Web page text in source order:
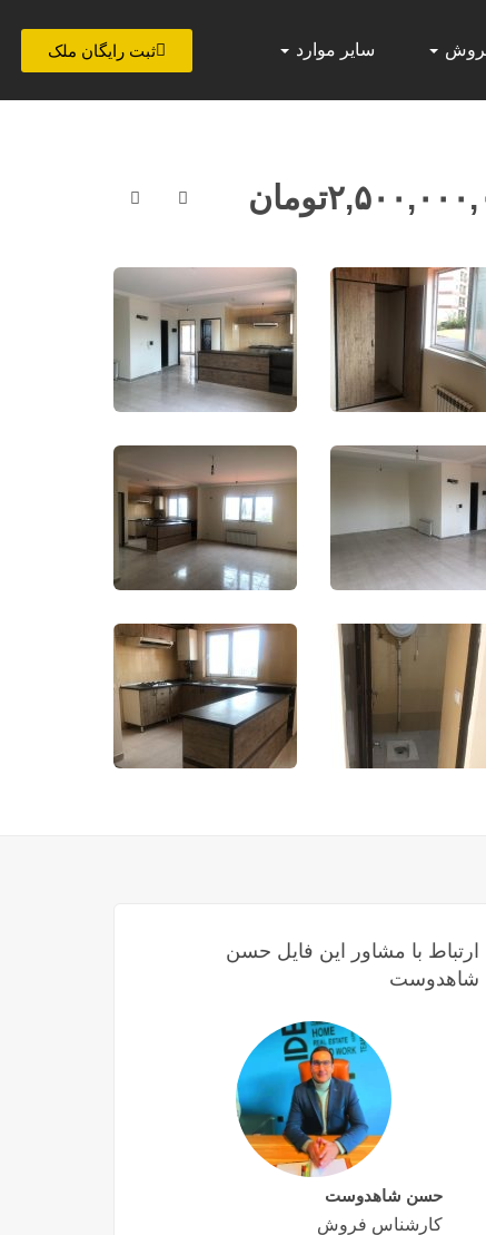
سایر موارد ثبت رایگان ملک
تومان
ارتباط با مشاور این فایل حسن
شاهدوست
حسن شاهدوست
کارشناس فروش